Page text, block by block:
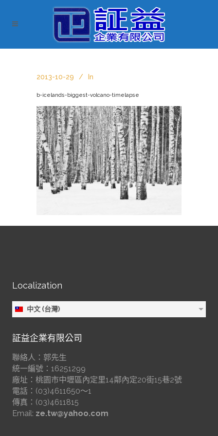
2013-10-29 In
b-icelands-biggest-volcano-timelapse
Localization
中文 (台灣)
証益企業有限公司
聯絡人：郭先生
統一編號：16251299
廠址：桃園市中壢區內定里14鄰內定20街15巷2號
電話：(03)4611650～1
傳真：(03)4611815
Email: ze.tw@yahoo.com